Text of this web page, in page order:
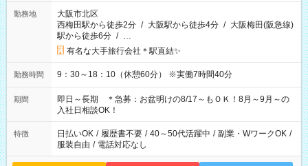
勤務地
大阪市北区
西梅田駅から徒歩2分 / 大阪駅から徒歩4分 / 大阪梅田(阪急線)
駅から徒歩6分 / …
有名な大手旅行会社＊駅直結✨
勤務時間 9：30～18：10（休憩60分） ※実働7時間40分
期間
即日～長期 ＊急募：お盆明けの8/17～もＯＫ！8月～9月～の
入社日相談OK！
特徴 日払いOK / 履歴書不要 / 40～50代活躍中 / 副業・WワークOK /
服装自由 / 電話対応なし